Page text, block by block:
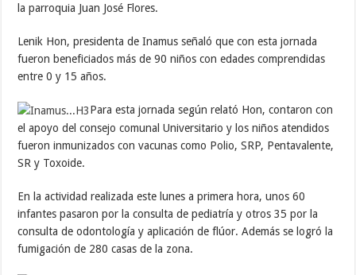
la parroquia Juan José Flores.
Lenik Hon, presidenta de Inamus señaló que con esta jornada
fueron beneficiados más de 90 niños con edades comprendidas
entre 0 y 15 años.
Para esta jornada según relató Hon, contaron con
el apoyo del consejo comunal Universitario y los niños atendidos
fueron inmunizados con vacunas como Polio, SRP, Pentavalente,
SR y Toxoide.
En la actividad realizada este lunes a primera hora, unos 60
infantes pasaron por la consulta de pediatría y otros 35 por la
consulta de odontología y aplicación de flúor. Además se logró la
fumigación de 280 casas de la zona.